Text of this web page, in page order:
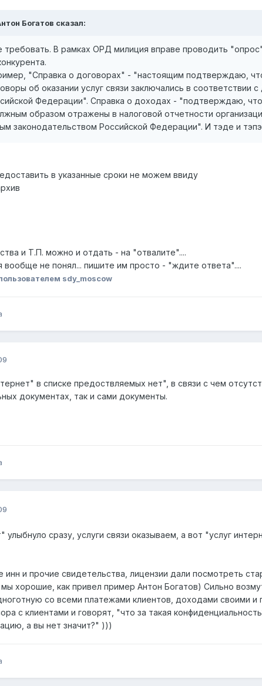
Богатов сказал:
требовать. В рамках ОРД милиция вправе проводить
"Справка о договорах" - "настоящим подтверждаю,
об оказании услуг связи заключались в соответствии
Федерации". Справка о доходах - "подтверждаю,
образом отражены в налоговой отчетности
законодательством Российской Федерации". И тэде и
в указанные сроки не можем ввиду
и Т.П. можно и отдать - на "отвалите"....
вообще не понял... пишите им просто - "ждите ответа"....
sdy_moscow
в списке предоствляемых нет", в связи с чем
документах, так и сами документы.
улыбнуло сразу, услуги связи оказываем, а вот "услуг
инн и прочие свидетельства, лицензии дали посмотреть
хорошие, как привел пример Антон Богатов) Сильно
со всеми платежами клиентов, доходами своими и
с клиентами и говорят, "что за такая
а вы нет значит?" )))